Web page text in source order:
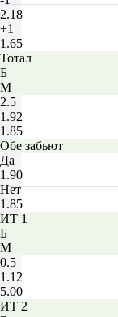
2.18
+1
1.65
Тотал
Б
М
2.5
1.92
1.85
Обе забьют
Да
1.90
Нет
1.85
ИТ 1
Б
М
0.5
1.12
5.00
ИТ 2